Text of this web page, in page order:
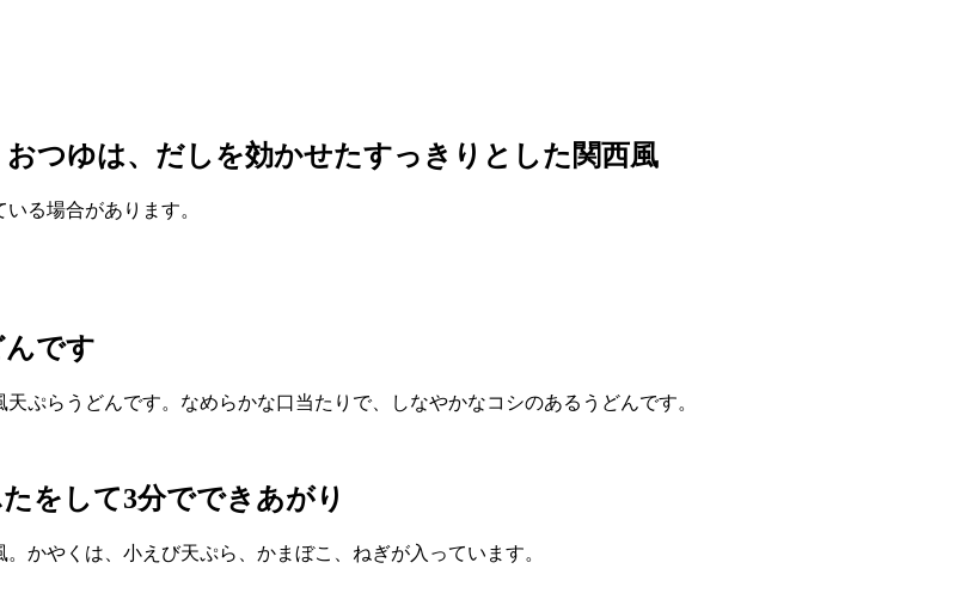
つゆは、だしを効かせたすっきりとした関西風
る場合があります。
です
ぷらうどんです。なめらかな口当たりで、しなやかなコシのあるうどんです。
をして3分でできあがり
かやくは、小えび天ぷら、かまぼこ、ねぎが入っています。